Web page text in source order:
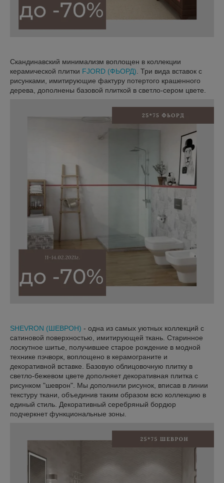
Скандинавский минимализм воплощен в коллекции
керамической плитки FJORD (ФЬОРД). Три вида вставок с
рисунками, имитирующие фактуру потертого крашенного
дерева, дополнены базовой плиткой в светло-сером цвете.
SHEVRON (ШЕВРОН) - одна из самых уютных коллекций с
сатиновой поверхностью, имитирующей ткань. Старинное
лоскутное шитье, получившее старое рождение в модной
технике пэчворк, воплощено в керамограните и
декоративной вставке. Базовую облицовочную плитку в
светло-бежевом цвете дополняет декоративная плитка с
рисунком "шеврон". Мы дополнили рисунок, вписав в линии
текстуру ткани, объединив таким образом всю коллекцию в
единый стиль. Декоративный серебряный бордюр
подчеркнет функциональные зоны.